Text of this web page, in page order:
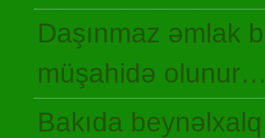
Daşınmaz əmlak
müşahidə
Bakıda